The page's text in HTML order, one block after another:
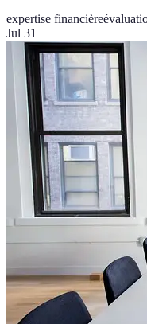
expertise financière
Jul 31